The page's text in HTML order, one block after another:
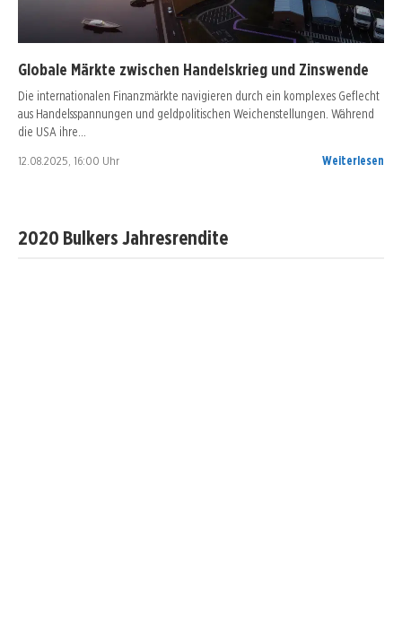
Globale Märkte zwischen Handelskrieg und Zinswende
Die internationalen Finanzmärkte navigieren durch ein komplexes Geflecht
aus Handelsspannungen und geldpolitischen Weichenstellungen. Während
die USA ihre…
12.08.2025, 16:00 Uhr Weiterlesen
2020 Bulkers Jahresrendite